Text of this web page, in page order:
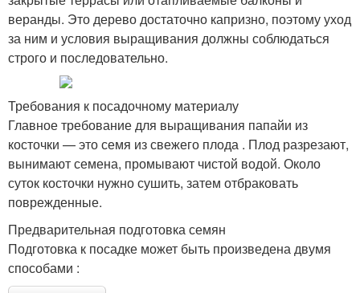
веранды. Это дерево достаточно капризно, поэтому уход
за ним и условия выращивания должны соблюдаться
строго и последовательно.
Требования к посадочному материалу
Главное требование для выращивания папайи из
косточки — это семя из свежего плода . Плод разрезают,
вынимают семена, промывают чистой водой. Около
суток косточки нужно сушить, затем отбраковать
поврежденные.
Предварительная подготовка семян
Подготовка к посадке может быть произведена двумя
способами :